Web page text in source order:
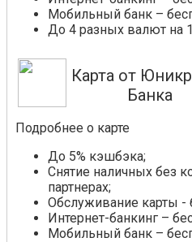
Мобильный банк –
До 4 разных валют на 1
Карта от
Банка
Подробнее о карте
До 5% кэшбэка;
Снятие наличных без
партнерах;
Обслуживание карты -
Интернет-банкинг –
Мобильный банк –